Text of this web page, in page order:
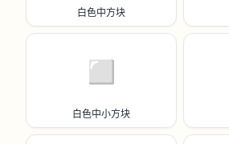
白色中方块
◽️
白色中小方块